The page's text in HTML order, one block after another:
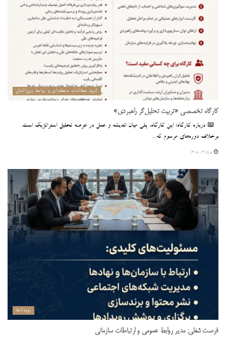
گروه مطالعات منطقه‌ای و روابط بین‌الملل
کارگاه تخصصی «تربیت تحلیل‌گر راهبردی»
📖 درباره کارگاه: این کارگاه، پلی میان اندیشه و عمل در عرصه تحلیل استراتژیک است.
برخلاف دوره‌های مرسوم که...
مرداد ۱۴, ۱۴۰۵
رویدادها
فرصت شغلی: مدیر روابط عمومی و ارتباطات سازمانی